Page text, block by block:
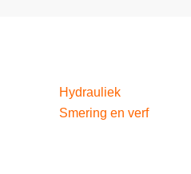
Hydrauliek
Smering en verf